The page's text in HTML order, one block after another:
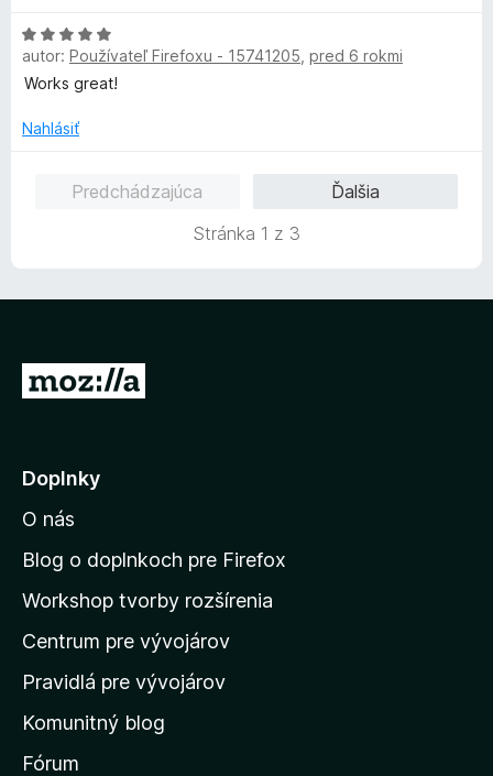
:
5
z
H
o
d
o
autor: Používateľ Firefoxu - 15741205 pred 6 rokmi
Works great!
Nahlásiť
Predchádzajúca
Ďalšia
Stránka 1 z 3
P
j
ť
n
d
o
m
v
s
Doplnky
O nás
Blog o doplnkoch pre Firefox
Workshop tvorby rozšírenia
Centrum pre vývojárov
Pravidlá pre vývojárov
Komunitný blog
Fórum